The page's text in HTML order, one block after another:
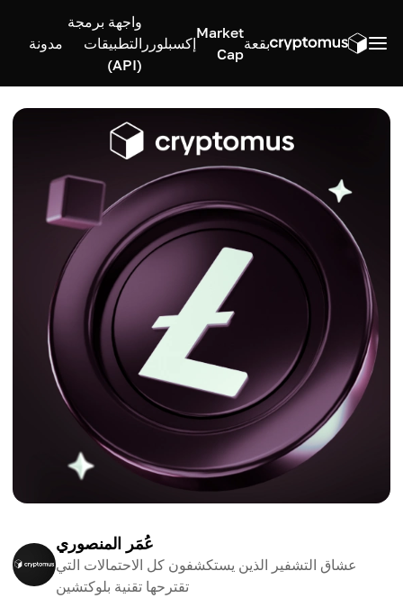
بقعة
Market
Cap
إكسبلورر
واجهة برمجة
التطبيقات
(API)
مدونة
عُمَر المنصوري
عشاق التشفير الذين يستكشفون كل الاحتمالات التي
تقترحها تقنية بلوكتشين